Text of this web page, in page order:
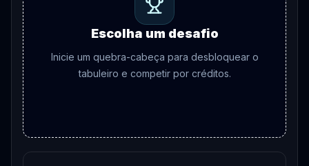
Escolha um desafio
Inicie um quebra-cabeça para desbloquear o
tabuleiro e competir por créditos.